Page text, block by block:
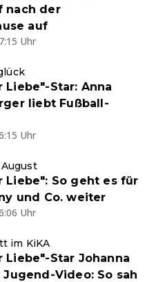
nach der
auf
Uhr
Liebe"-Star: Anna
liebt Fußball-
Uhr
Liebe": So geht es für
und Co. weiter
Uhr
im KiKA
Liebe"-Star Johanna
Video: So sah